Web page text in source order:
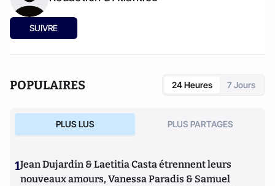
SUIVRE
POPULAIRES 24 Heures 7 Jours
PLUS LUS PLUS PARTAGES
1Jean Dujardin & Laetitia Casta étrennent leurs
nouveaux amours, Vanessa Paradis & Samuel